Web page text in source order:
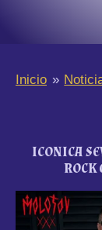
Inicio »
ICONICA
ROCK